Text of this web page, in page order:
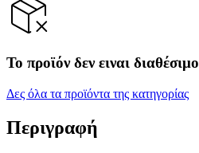
Το προϊόν δεν ειναι διαθέσιμο
Δες όλα τα προϊόντα της κατηγορίας
Περιγραφή